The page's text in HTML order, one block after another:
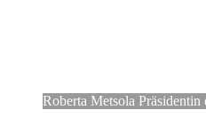
Roberta Metsola